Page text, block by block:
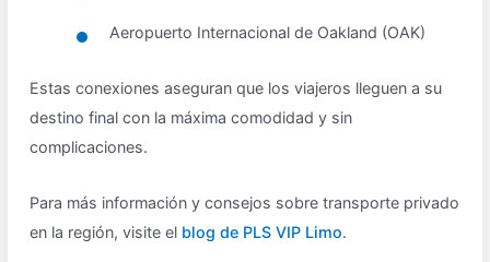
Aeropuerto Internacional de Oakland (OAK)
Estas conexiones aseguran que los viajeros lleguen a su
destino final con la máxima comodidad y sin
complicaciones.
Para más información y consejos sobre transporte privado
en la región, visite el blog de PLS VIP Limo.